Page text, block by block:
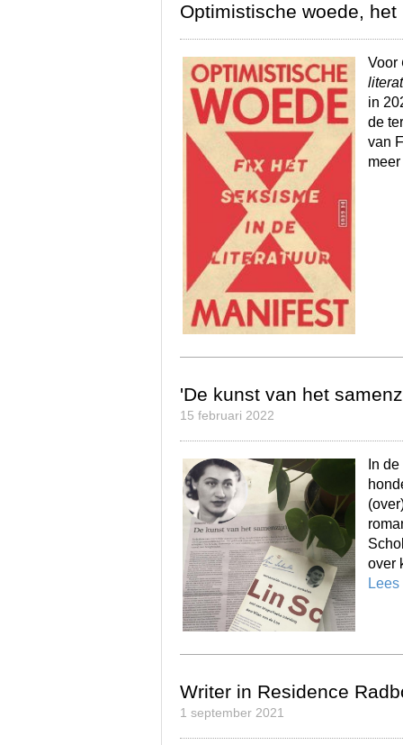
Optimistische woede,
Voor
in
de
van
'De kunst van het
15 februari 2022
In
over
Writer in Residence
1 september 2021